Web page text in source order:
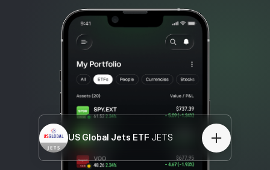
US Global Jets ETF JETS